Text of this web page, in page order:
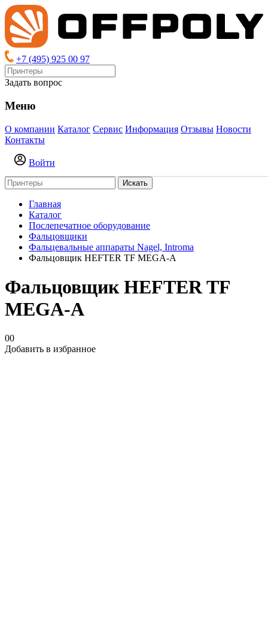
+7 (495) 925 00 97
Задать вопрос
Меню
О компании Каталог Сервис Информация Отзывы Новости
Контакты
Войти
Искать
Главная
Каталог
Послепечатное оборудование
Фальцовщики
Фальцевальные аппараты Nagel, Introma
Фальцовщик HEFTER TF MEGA-A
Фальцовщик HEFTER TF
MEGA-A
00
Добавить в избранное